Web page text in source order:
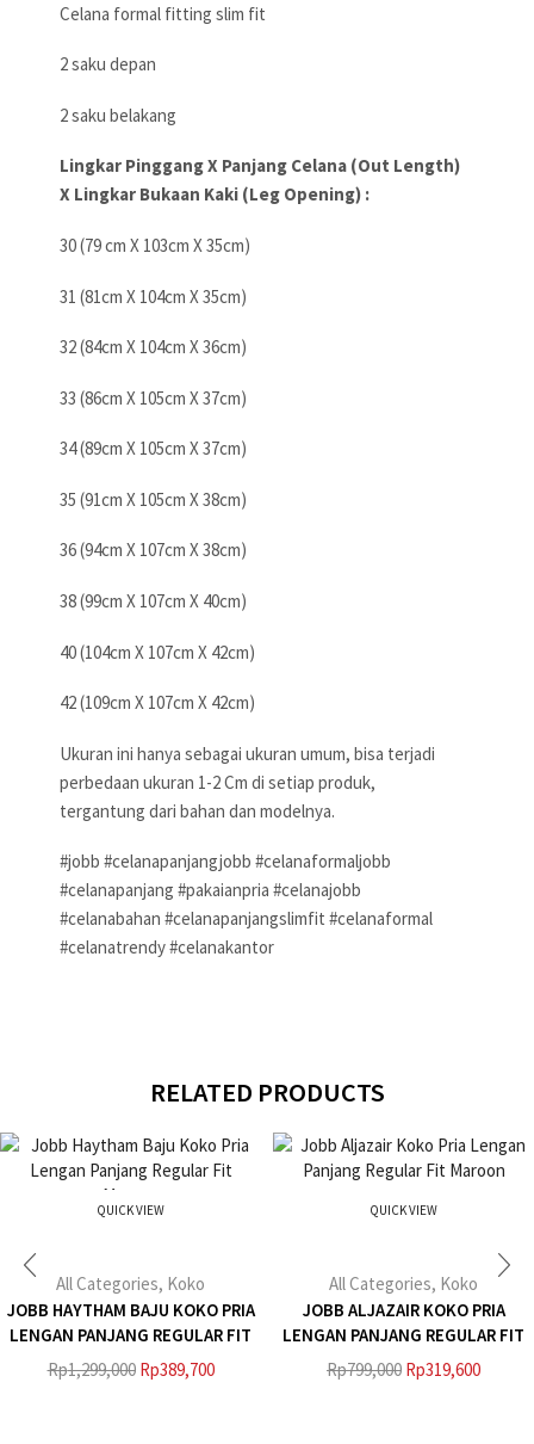
Celana formal fitting slim fit
2 saku depan
2 saku belakang
Lingkar Pinggang X Panjang Celana (Out Length)
X Lingkar Bukaan Kaki (Leg Opening) :
30 (79 cm X 103cm X 35cm)
31 (81cm X 104cm X 35cm)
32 (84cm X 104cm X 36cm)
33 (86cm X 105cm X 37cm)
34 (89cm X 105cm X 37cm)
35 (91cm X 105cm X 38cm)
36 (94cm X 107cm X 38cm)
38 (99cm X 107cm X 40cm)
40 (104cm X 107cm X 42cm)
42 (109cm X 107cm X 42cm)
Ukuran ini hanya sebagai ukuran umum, bisa terjadi
perbedaan ukuran 1-2 Cm di setiap produk,
tergantung dari bahan dan modelnya.
#jobb #celanapanjangjobb #celanaformaljobb
#celanapanjang #pakaianpria #celanajobb
#celanabahan #celanapanjangslimfit #celanaformal
#celanatrendy #celanakantor
RELATED PRODUCTS
QUICK VIEW
All Categories, Koko
JOBB HAYTHAM BAJU KOKO PRIA
LENGAN PANJANG REGULAR FIT
MAROON
Rp1,299,000 Rp389,700
QUICK VIEW
All Categories, Koko
JOBB ALJAZAIR KOKO PRIA
LENGAN PANJANG REGULAR FIT
MAROON
Rp799,000 Rp319,600